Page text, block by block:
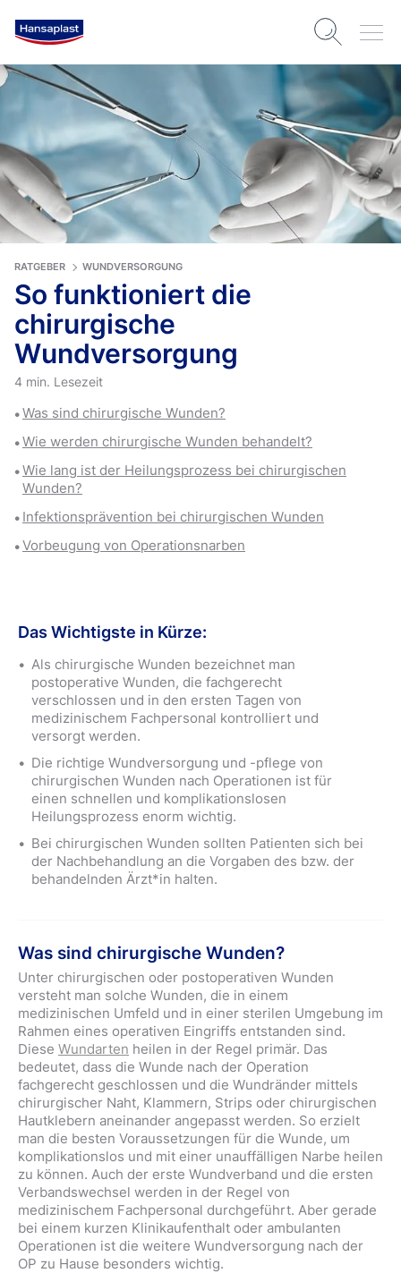
RATGEBER WUNDVERSORGUNG
So funktioniert die
chirurgische
Wundversorgung
4 min. Lesezeit
Was sind chirurgische Wunden?
Wie werden chirurgische Wunden behandelt?
Wie lang ist der Heilungsprozess bei chirurgischen
Wunden?
Infektionsprävention bei chirurgischen Wunden
Vorbeugung von Operationsnarben
Das Wichtigste in Kürze:
Als chirurgische Wunden bezeichnet man
postoperative Wunden, die fachgerecht
verschlossen und in den ersten Tagen von
medizinischem Fachpersonal kontrolliert und
versorgt werden.
Die richtige Wundversorgung und -pflege von
chirurgischen Wunden nach Operationen ist für
einen schnellen und komplikationslosen
Heilungsprozess enorm wichtig.
Bei chirurgischen Wunden sollten Patienten sich bei
der Nachbehandlung an die Vorgaben des bzw. der
behandelnden Ärzt*in halten.
Was sind chirurgische Wunden?
Unter chirurgischen oder postoperativen Wunden
versteht man solche Wunden, die in einem
medizinischen Umfeld und in einer sterilen Umgebung im
Rahmen eines operativen Eingriffs entstanden sind.
Diese Wundarten heilen in der Regel primär. Das
bedeutet, dass die Wunde nach der Operation
fachgerecht geschlossen und die Wundränder mittels
chirurgischer Naht, Klammern, Strips oder chirurgischen
Hautklebern aneinander angepasst werden. So erzielt
man die besten Voraussetzungen für die Wunde, um
komplikationslos und mit einer unauffälligen Narbe heilen
zu können. Auch der erste Wundverband und die ersten
Verbandswechsel werden in der Regel von
medizinischem Fachpersonal durchgeführt. Aber gerade
bei einem kurzen Klinikaufenthalt oder ambulanten
Operationen ist die weitere Wundversorgung nach der
OP zu Hause besonders wichtig.